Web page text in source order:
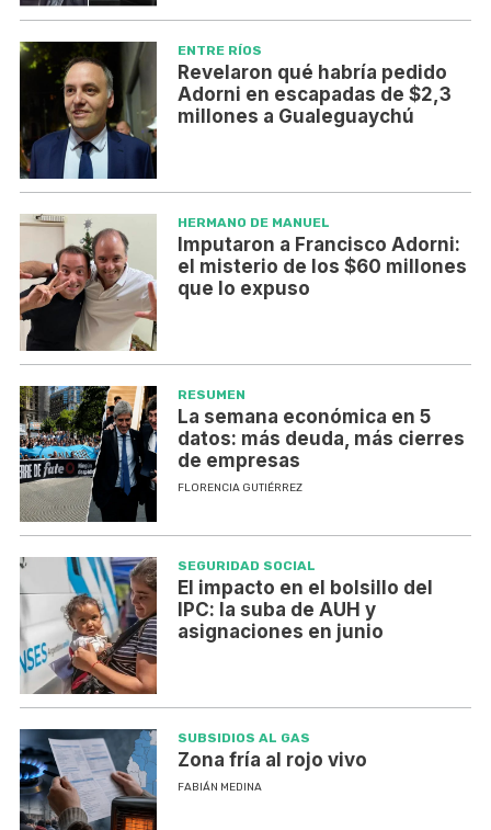
ENTRE RÍOS
Revelaron qué habría pedido
Adorni en escapadas de $2,3
millones a Gualeguaychú
HERMANO DE MANUEL
Imputaron a Francisco Adorni:
el misterio de los $60 millones
que lo expuso
RESUMEN
La semana económica en 5
datos: más deuda, más cierres
de empresas
FLORENCIA GUTIÉRREZ
SEGURIDAD SOCIAL
El impacto en el bolsillo del
IPC: la suba de AUH y
asignaciones en junio
SUBSIDIOS AL GAS
Zona fría al rojo vivo
FABIÁN MEDINA